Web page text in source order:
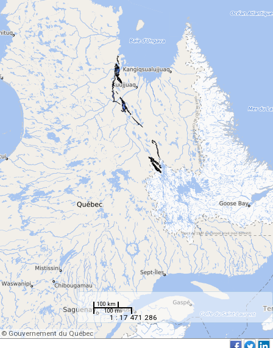
100 km
100 mi
1 : 17 471 286
© Gouvernement du Québec